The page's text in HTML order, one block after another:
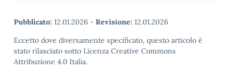
Pubblicato: 12.01.2026 - Revisione: 12.01.2026
Eccetto dove diversamente specificato, questo articolo è
stato rilasciato sotto Licenza Creative Commons
Attribuzione 4.0 Italia.